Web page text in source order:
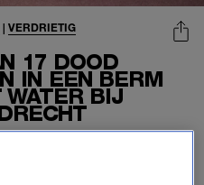
17 DOOD
IN EEN BERM
WATER BIJ
| VERDRIETIG
SCHAAFSMA
nacht overleden